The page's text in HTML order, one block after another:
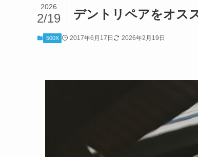
デントリペアをオス
2026
2/19
500X 2017年6月17日 2026年2月19日